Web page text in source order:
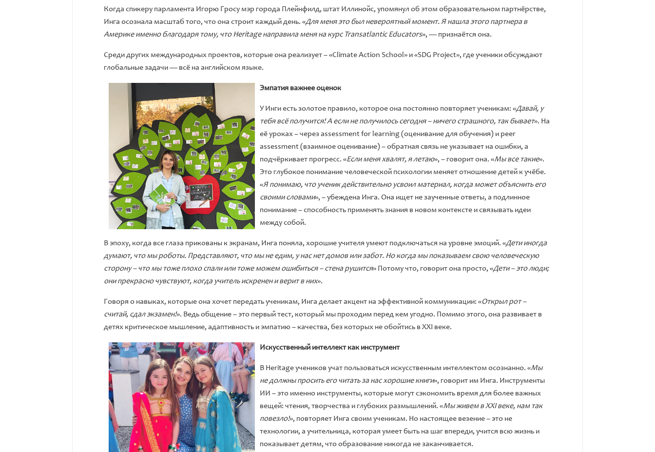
Когда спикеру парламента Игорю Гросу мэр города Плейнфилд, штат Иллинойс, упомянул об этом образовательном партнёрстве,
Инга осознала масштаб того, что она строит каждый день. «Для меня это был невероятный момент. Я нашла этого партнера в
Америке именно благодаря тому, что Heritage направила меня на курс Transatlantic Educators», — признаётся она.
Среди других международных проектов, которые она реализует – «Climate Action School» и «SDG Project», где ученики обсуждают
глобальные задачи — всё на английском языке.
Эмпатия важнее оценок
У Инги есть золотое правило, которое она постоянно повторяет ученикам: «Давай, у
тебя всё получится! А если не получилось сегодня – ничего страшного, так бывает». На
её уроках – через assessment for learning (оценивание для обучения) и peer
assessment (взаимное оценивание) – обратная связь не указывает на ошибки, а
подчёркивает прогресс. «Если меня хвалят, я летаю», – говорит она. «Мы все такие».
Это глубокое понимание человеческой психологии меняет отношение детей к учёбе.
«Я понимаю, что ученик действительно усвоил материал, когда может объяснить его
своими словами», – убеждена Инга. Она ищет не заученные ответы, а подлинное
понимание – способность применять знания в новом контексте и связывать идеи
между собой.
В эпоху, когда все глаза прикованы к экранам, Инга поняла, хорошие учителя умеют подключаться на уровне эмоций. «Дети иногда
думают, что мы роботы. Представляют, что мы не едим, у нас нет домов или забот. Но когда мы показываем свою человеческую
сторону – что мы тоже плохо спали или тоже можем ошибиться – стена рушится» Потому что, говорит она просто, «Дети – это люди;
они прекрасно чувствуют, когда учитель искренен и верит в них».
Говоря о навыках, которые она хочет передать ученикам, Инга делает акцент на эффективной коммуникации: «Открыл рот –
считай, сдал экзамен!». Ведь общение – это первый тест, который мы проходим перед кем угодно. Помимо этого, она развивает в
детях критическое мышление, адаптивность и эмпатию – качества, без которых не обойтись в XXI веке.
Искусственный интеллект как инструмент
В Heritage учеников учат пользоваться искусственным интеллектом осознанно. «Мы
не должны просить его читать за нас хорошие книги», говорит им Инга. Инструменты
ИИ – это именно инструменты, которые могут сэкономить время для более важных
вещей: чтения, творчества и глубоких размышлений. «Мы живем в XXI веке, нам так
повезло!», повторяет Инга своим ученикам. Но настоящее везение – это не
технологии, а учительница, которая умеет быть на шаг впереди, учится всю жизнь и
показывает детям, что образование никогда не заканчивается.